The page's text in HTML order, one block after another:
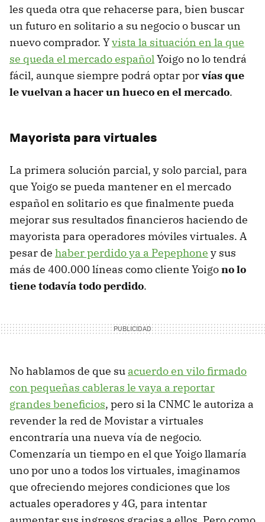
les queda otra que rehacerse para, bien buscar
un futuro en solitario a su negocio o buscar un
nuevo comprador. Yvista la situación en la que
se queda el mercado españolYoigo no lo tendrá
fácil, aunque siempre podrá optar porvías que
le vuelvan a hacer un hueco en el mercado.
Mayorista para virtuales
La primera solución parcial, y solo parcial, para
que Yoigo se pueda mantener en el mercado
español en solitario es que finalmente pueda
mejorar sus resultados financieros haciendo de
mayorista para operadores móviles virtuales. A
pesar de haber perdido ya a Pepephone y sus
más de 400.000 líneas como cliente Yoigono lo
tiene todavía todo perdido.
No hablamos de que su acuerdo en vilo firmado
con pequeñas cableras le vaya a reportar
grandes beneficios, pero si la CNMC le autoriza a
revender la red de Movistar a virtuales
encontraría una nueva vía de negocio.
Comenzaría un tiempo en el que Yoigo llamaría
uno por uno a todos los virtuales, imaginamos
que ofreciendo mejores condiciones que los
actuales operadores y 4G, para intentar